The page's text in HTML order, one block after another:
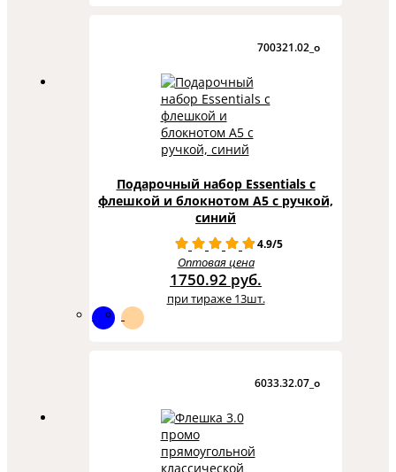
700321.02_o
Подарочный набор Essentials с
флешкой и блокнотом А5 с ручкой,
синий
4.9/5
Оптовая цена
1750.92 руб.
при тираже 13шт.
6033.32.07_o